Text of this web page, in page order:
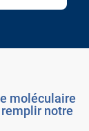
moléculaire
notre